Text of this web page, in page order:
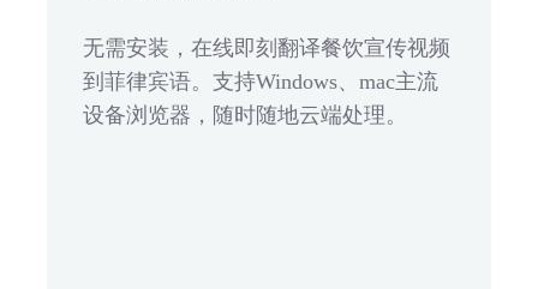
无需安装，在线即刻翻译餐饮宣传视频
到菲律宾语。支持Windows、mac主流
设备浏览器，随时随地云端处理。